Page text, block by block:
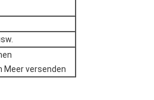
Meer versenden